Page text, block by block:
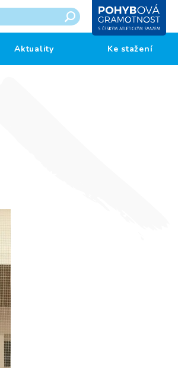
Aktuality Ke stažení